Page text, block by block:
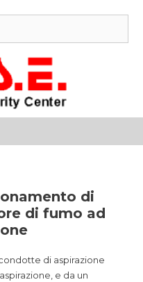
di
di fumo ad
di aspirazione
e da un